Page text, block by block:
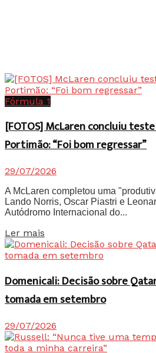
Fórmula 1
[FOTOS] McLaren concluiu
Portimão: “Foi bom regressar”
29/07/2026
A McLaren completou uma
Lando Norris, Oscar Piastri e
Autódromo Internacional do...
Ler mais
Domenicali: Decisão sobre
tomada em setembro
29/07/2026